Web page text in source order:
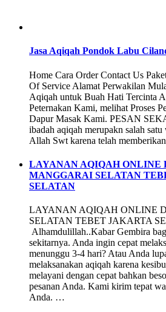
Jasa Aqiqah Pondok Labu
Home Cara Order Contact Us
Of Service Alamat Perwakilan
Aqiqah untuk Buah Hati Tercinta
Peternakan Kami, melihat Proses
Dapur Masak Kami. PESAN
ibadah aqiqah merupakn salah
Allah Swt karena telah
LAYANAN AQIQAH ONLINE
MANGGARAI SELATAN
SELATAN
LAYANAN AQIQAH ONLINE
SELATAN TEBET JAKARTA
Alhamdulillah..Kabar Gembira
sekitarnya. Anda ingin cepat
menunggu 3-4 hari? Atau Anda
melaksanakan aqiqah karena
melayani dengan cepat bahkan
pesanan Anda. Kami kirim tepat
Anda. …